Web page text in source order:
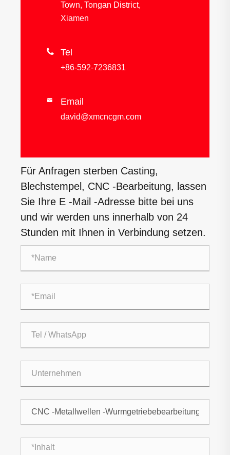
Town, Tongan District,
Xiamen
 Tel
+86-592-7236831
 Email
david@xmcncgm.com
Für Anfragen sterben Casting,
Blechstempel, CNC -Bearbeitung, lassen
Sie Ihre E -Mail -Adresse bitte bei uns
und wir werden uns innerhalb von 24
Stunden mit Ihnen in Verbindung setzen.